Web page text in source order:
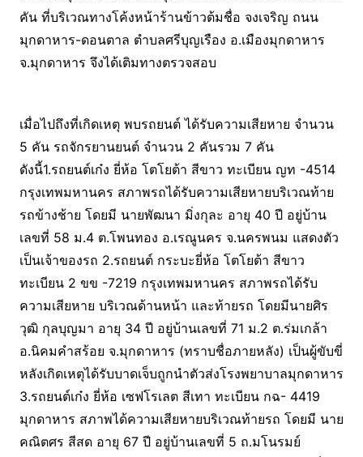
คัน ที่บริเวณทางโค้งหน้าร้านข้าวต้มชื่อ จงเจริญ ถนน
มุกดาหาร-ดอนตาล ตำบลศรีบุญเรือง อ.เมืองมุกดาหาร
จ.มุกดาหาร จึงได้เติมทางตรวจสอบ
เมื่อไปถึงที่เกิดเหตุ พบรถยนต์ ได้รับความเสียหาย จำนวน
5 คัน รถจักรยานยนต์ จำนวน 2 คันรวม 7 คัน
ดังนี้1.รถยนต์เก๋ง ยี่ห้อ โตโยต้า สีขาว ทะเบียน ญท -4514
กรุงเทพมหานคร สภาพรถได้รับความเสียหายบริเวณท้าย
รถข้างช้าย โดยมี นายพัฒนา มิ่งกุละ อายุ 40 ปี อยู่บ้าน
เลขที่ 58 ม.4 ต.โพนทอง อ.เรณูนคร จ.นครพนม แสดงตัว
เป็นเจ้าของรถ 2.รถยนต์ กระบะยี่ห้อ โตโยต้า สีขาว
ทะเบียน 2 ขข -7219 กรุงเทพมหานคร สภาพรถได้รับ
ความเสียหาย บริเวณด้านหน้า และท้ายรถ โดยมีนายศิร
วุฒิ กุลบุญมา อายุ 34 ปี อยู่บ้านเลขที่ 71 ม.2 ต.ร่มเกล้า
อ.นิคมคำสร้อย จ.มุกดาหาร (ทราบชื่อภายหลัง) เป็นผู้ขับขี่
หลังเกิดเหตุได้รับบาดเจ็บถูกนำตัวส่งโรงพยาบาลมุกดาหาร
3.รถยนต์เก๋ง ยี่ห้อ เซฟโรเลต สีเทา ทะเบียน กฉ- 4419
มุกดาหาร สภาพได้ความเสียหายบริเวณท้ายรถ โดยมี นาย
คณิตศร สีสด อายุ 67 ปี อยู่บ้านเลขที่ 5 ถ.มโนรมย์